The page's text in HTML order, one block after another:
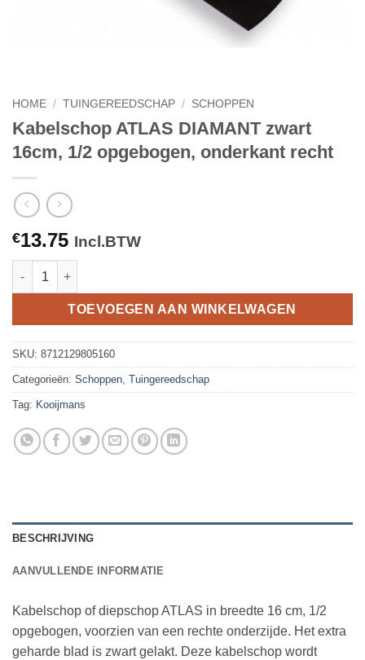
HOME / TUINGEREEDSCHAP / SCHOPPEN
Kabelschop ATLAS DIAMANT zwart
16cm, 1/2 opgebogen, onderkant recht
€13.75 Incl.BTW
Kabelschop ATLAS DIAMANT zwart 16cm, 1/2 opgebogen,
TOEVOEGEN AAN WINKELWAGEN
SKU: 8712129805160
Categorieën: Schoppen, Tuingereedschap
Tag: Kooijmans
BESCHRIJVING
AANVULLENDE INFORMATIE
Kabelschop of diepschop ATLAS in breedte 16 cm, 1/2
opgebogen, voorzien van een rechte onderzijde. Het extra
geharde blad is zwart gelakt. Deze kabelschop wordt